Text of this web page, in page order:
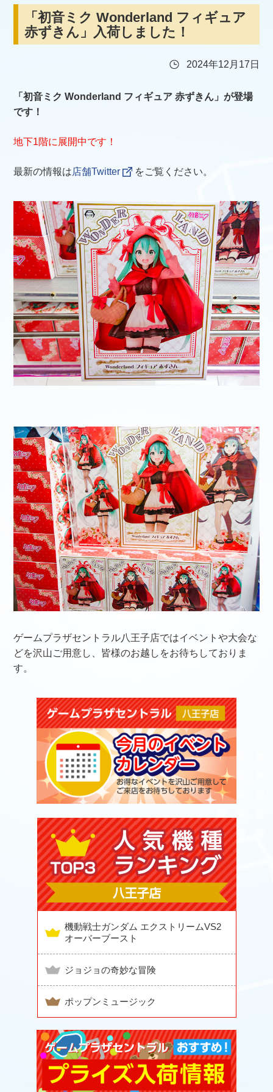
「初音ミク Wonderland フィギュア
赤ずきん」入荷しました！
2024年12月17日
「初音ミク Wonderland フィギュア 赤ずきん」が登場
です！
地下1階に展開中です！
最新の情報は店舗Twitter をご覧ください。
ゲームプラザセントラル八王子店ではイベントや大会な
どを沢山ご用意し、皆様のお越しをお待ちしておりま
す。
機動戦士ガンダム エクストリームVS2
オーバーブースト
ジョジョの奇妙な冒険
ポップンミュージック